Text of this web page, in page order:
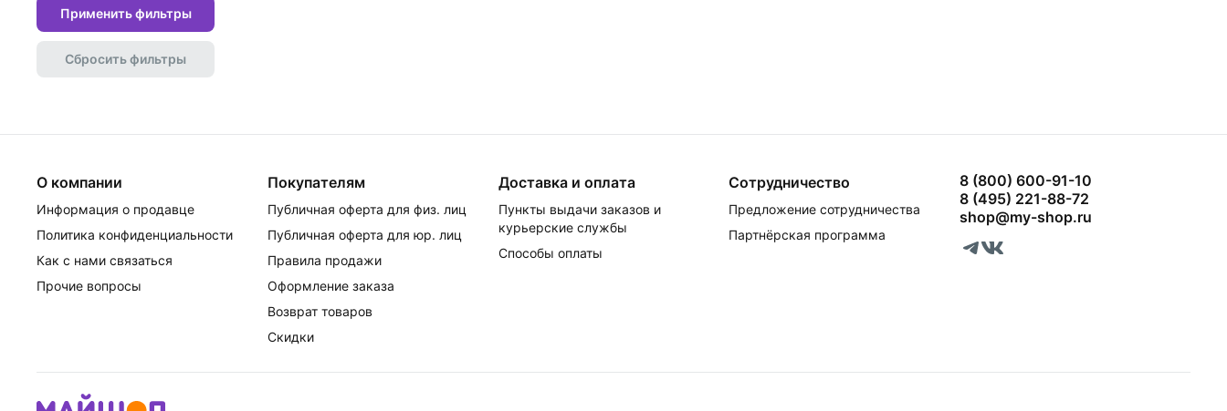
Применить фильтры
Сбросить фильтры
О компании
Информация о продавце
Политика конфиденциальности
Как с нами связаться
Прочие вопросы
Покупателям
Публичная оферта для физ. лиц
Публичная оферта для юр. лиц
Правила продажи
Оформление заказа
Возврат товаров
Скидки
Доставка и оплата
Пункты выдачи заказов и
курьерские службы
Способы оплаты
Сотрудничество
Предложение сотрудничества
Партнёрская программа
8 (800) 600-91-10
8 (495) 221-88-72
shop@my-shop.ru